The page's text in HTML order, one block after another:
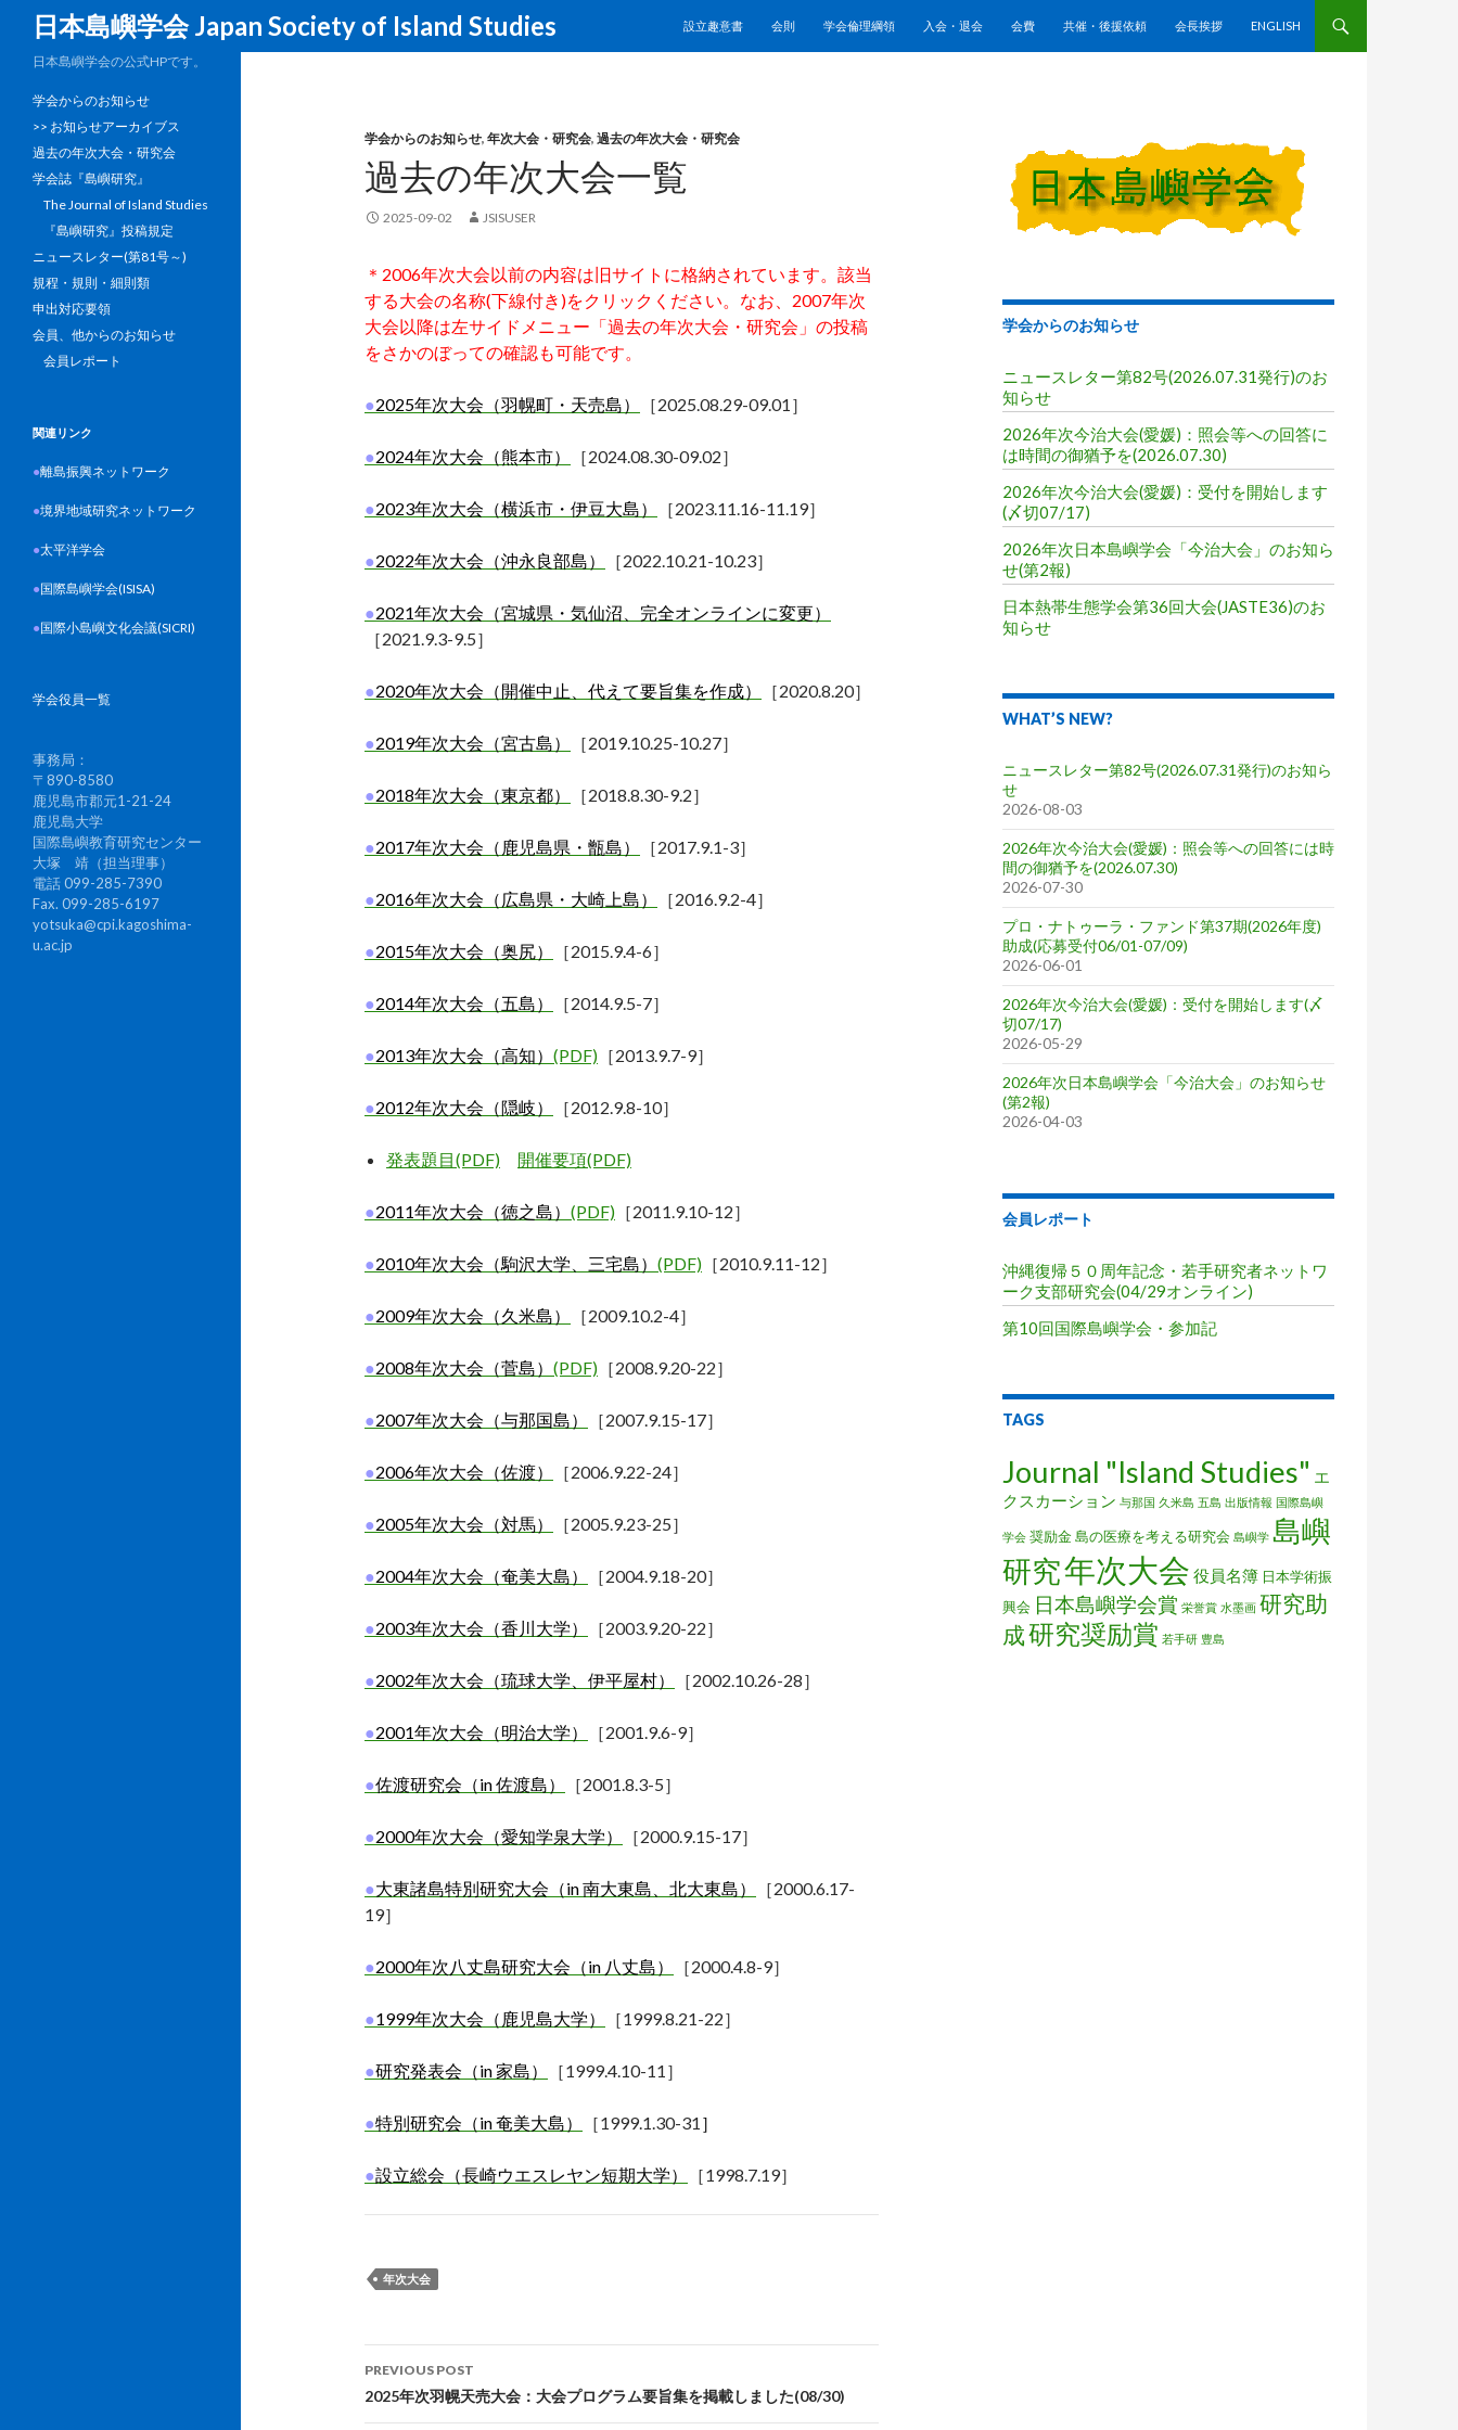
日本島嶼学会 Japan Society of Island Studies
Search
設立趣意書
会則 学会倫理綱領 入会・退会 会費 共催・後援依頼 会長挨拶 ENGLISH
学会からのお知らせ, 年次大会・研究会, 過去の年次大会・研究会
過去の年次大会一覧
2025-09-02 JSISUSER
＊2006年次大会以前の内容は旧サイトに格納されています。該当
する大会の名称(下線付き)をクリックください。なお、2007年次
大会以降は左サイドメニュー「過去の年次大会・研究会」 の投稿
をさかのぼっての確認も可能です。
●2025年次大会（羽幌町・天売島） ［2025.08.29-09.01 ］
●2024年次大会（熊本市） ［2024.08.30-09.02］
●2023年次大会（横浜市・伊豆大島） ［2023.11.16-11.19］
●2022年次大会（沖永良部島） ［2022.10.21-10.23］
●2021年次大会（宮城県・気仙沼、完全オンラインに変更）
［2021.9.3-9.5］
●2020年次大会（開催中止、代えて要旨集を作成） ［2020.8.20］
●2019年次大会（宮古島） ［2019.10.25-10.27］
●2018年次大会（東京都） ［2018.8.30-9.2］
●2017年次大会（鹿児島県・甑島） ［2017.9.1-3］
●2016年次大会（広島県・大崎上島） ［2016.9.2-4］
●2015年次大会（奥尻） ［2015.9.4-6］
●2014年次大会（五島） ［2014.9.5-7］
●2013年次大会（高知） (PDF) ［2013.9.7-9］
●2012年次大会（隠岐） ［2012.9.8-10］
発表題目(PDF) 開催要項(PDF)
●2011年次大会（徳之島） (PDF) ［2011.9.10-12］
●2010年次大会（駒沢大学、三宅島） (PDF) ［2010.9.11-12］
●2009年次大会（久米島） ［2009.10.2-4］
●2008年次大会（菅島） (PDF) ［2008.9.20-22］
●2007年次大会（与那国島） ［2007.9.15-17］
●2006年次大会（佐渡） ［2006.9.22-24］
●2005年次大会（対馬） ［2005.9.23-25］
●2004年次大会（奄美大島） ［2004.9.18-20］
●2003年次大会（香川大学） ［2003.9.20-22］
●2002年次大会（琉球大学、伊平屋村） ［2002.10.26-28］
●2001年次大会（明治大学） ［2001.9.6-9］
●佐渡研究会（in佐渡島） ［2001.8.3-5］
●2000年次大会（愛知学泉大学） ［2000.9.15-17］
●大東諸島特別研究大会（in南大東島、北大東島） ［2000.6.17-
19］
●2000年次八丈島研究大会（in 八丈島） ［2000.4.8-9］
●1999年次大会（鹿児島大学） ［1999.8.21-22］
●研究発表会（in家島） ［1999.4.10-11 ］
●特別研究会（in奄美大島） ［1999.1.30-31 ］
●設立総会（長崎ウエスレヤン短期大学） ［1998.7.19］
年次大会
Post navigation
PREVIOUS POST
2025年次羽幌天売大会：大会プログラム要旨集を掲載しました(08/30)
学会からのお知らせ
ニュースレター第82号(2026.07.31発行)のお
知らせ
2026年次今治大会(愛媛)：照会等への回答に
は時間の御猶予を(2026.07.30)
2026年次今治大会(愛媛)：受付を開始します
(〆切07/17)
2026年次日本島嶼学会「今治大会」のお知ら
せ(第2報)
日本熱帯生態学会第36回大会(JASTE36)のお
知らせ
WHAT’S NEW?
ニュースレター第82号(2026.07.31発行)のお知ら
せ
2026-08-03
2026年次今治大会(愛媛)：照会等への回答には時
間の御猶予を(2026.07.30)
2026-07-30
プロ・ナトゥーラ・ファンド第37期(2026年度)
助成(応募受付06/01-07/09)
2026-06-01
2026年次今治大会(愛媛)：受付を開始します(〆
切07/17)
2026-05-29
2026年次日本島嶼学会「今治大会」のお知らせ
(第2報)
2026-04-03
会員レポート
沖縄復帰５０周年記念・若手研究者ネットワ
ーク支部研究会(04/29オンライン)
第10回国際島嶼学会・参加記
TAGS
Journal "Island Studies" エ
クスカーション 与那国 久米島 五島 出版情報 国際島嶼
学会 奨励金島の医療を考える研究会 島嶼学 島嶼
研究年次大会 役員名簿 日本学術振
興会 日本島嶼学会賞 栄誉賞 水墨画 研究助
成研究奨励賞 若手研 豊島
日本島嶼学会の公式HPです。
学会からのお知らせ
>> お知らせアーカイブス
過去の年次大会・研究会
学会誌『島嶼研究』
The Journal of Island Studies
『島嶼研究』投稿規定
ニュースレター(第81号～)
規程・規則・細則類
申出対応要領
会員、他からのお知らせ
会員レポート
関連リンク
●離島振興ネットワーク
●境界地域研究ネットワーク
●太平洋学会
●国際島嶼学会(ISISA)
●国際小島嶼文化会議(SICRI)
学会役員一覧
事務局：
〒890-8580
鹿児島市郡元1-21-24
鹿児島大学
国際島嶼教育研究センター
大塚 靖（担当理事）
電話 099-285-7390
Fax. 099-285-6197
yotsuka@cpi.kagoshima-
u.ac.jp